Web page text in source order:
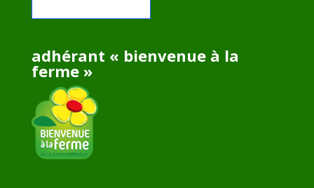
adhérant « bienvenue à la
ferme »